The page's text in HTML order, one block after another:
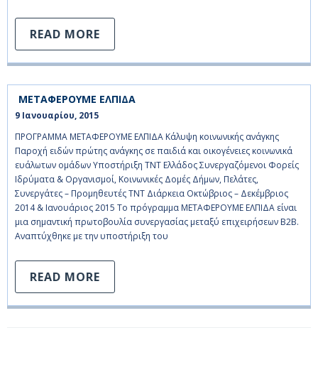
READ MORE
ΜΕΤΑΦΕΡΟΥΜΕ ΕΛΠΙΔΑ
9 Ιανουαρίου, 2015
ΠΡΟΓΡΑΜΜΑ ΜΕΤΑΦΕΡΟΥΜΕ ΕΛΠΙΔΑ Κάλυψη κοινωνικής ανάγκης
Παροχή ειδών πρώτης ανάγκης σε παιδιά και οικογένειες κοινωνικά
ευάλωτων ομάδων Υποστήριξη ΤΝΤ Ελλάδος Συνεργαζόμενοι Φορείς
Ιδρύματα & Οργανισμοί, Κοινωνικές Δομές Δήμων, Πελάτες,
Συνεργάτες – Προμηθευτές ΤΝΤ Διάρκεια Οκτώβριος – Δεκέμβριος
2014 & Ιανουάριος 2015 Το πρόγραμμα ΜΕΤΑΦΕΡΟΥΜΕ ΕΛΠΙΔΑ είναι
μια σημαντική πρωτοβουλία συνεργασίας μεταξύ επιχειρήσεων Β2Β.
Αναπτύχθηκε με την υποστήριξη του
READ MORE